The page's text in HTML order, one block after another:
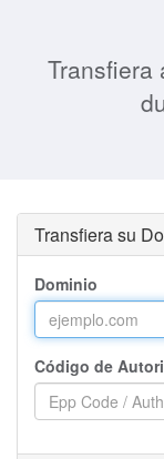
Transfiera
Transfiera su
Dominio
Código de